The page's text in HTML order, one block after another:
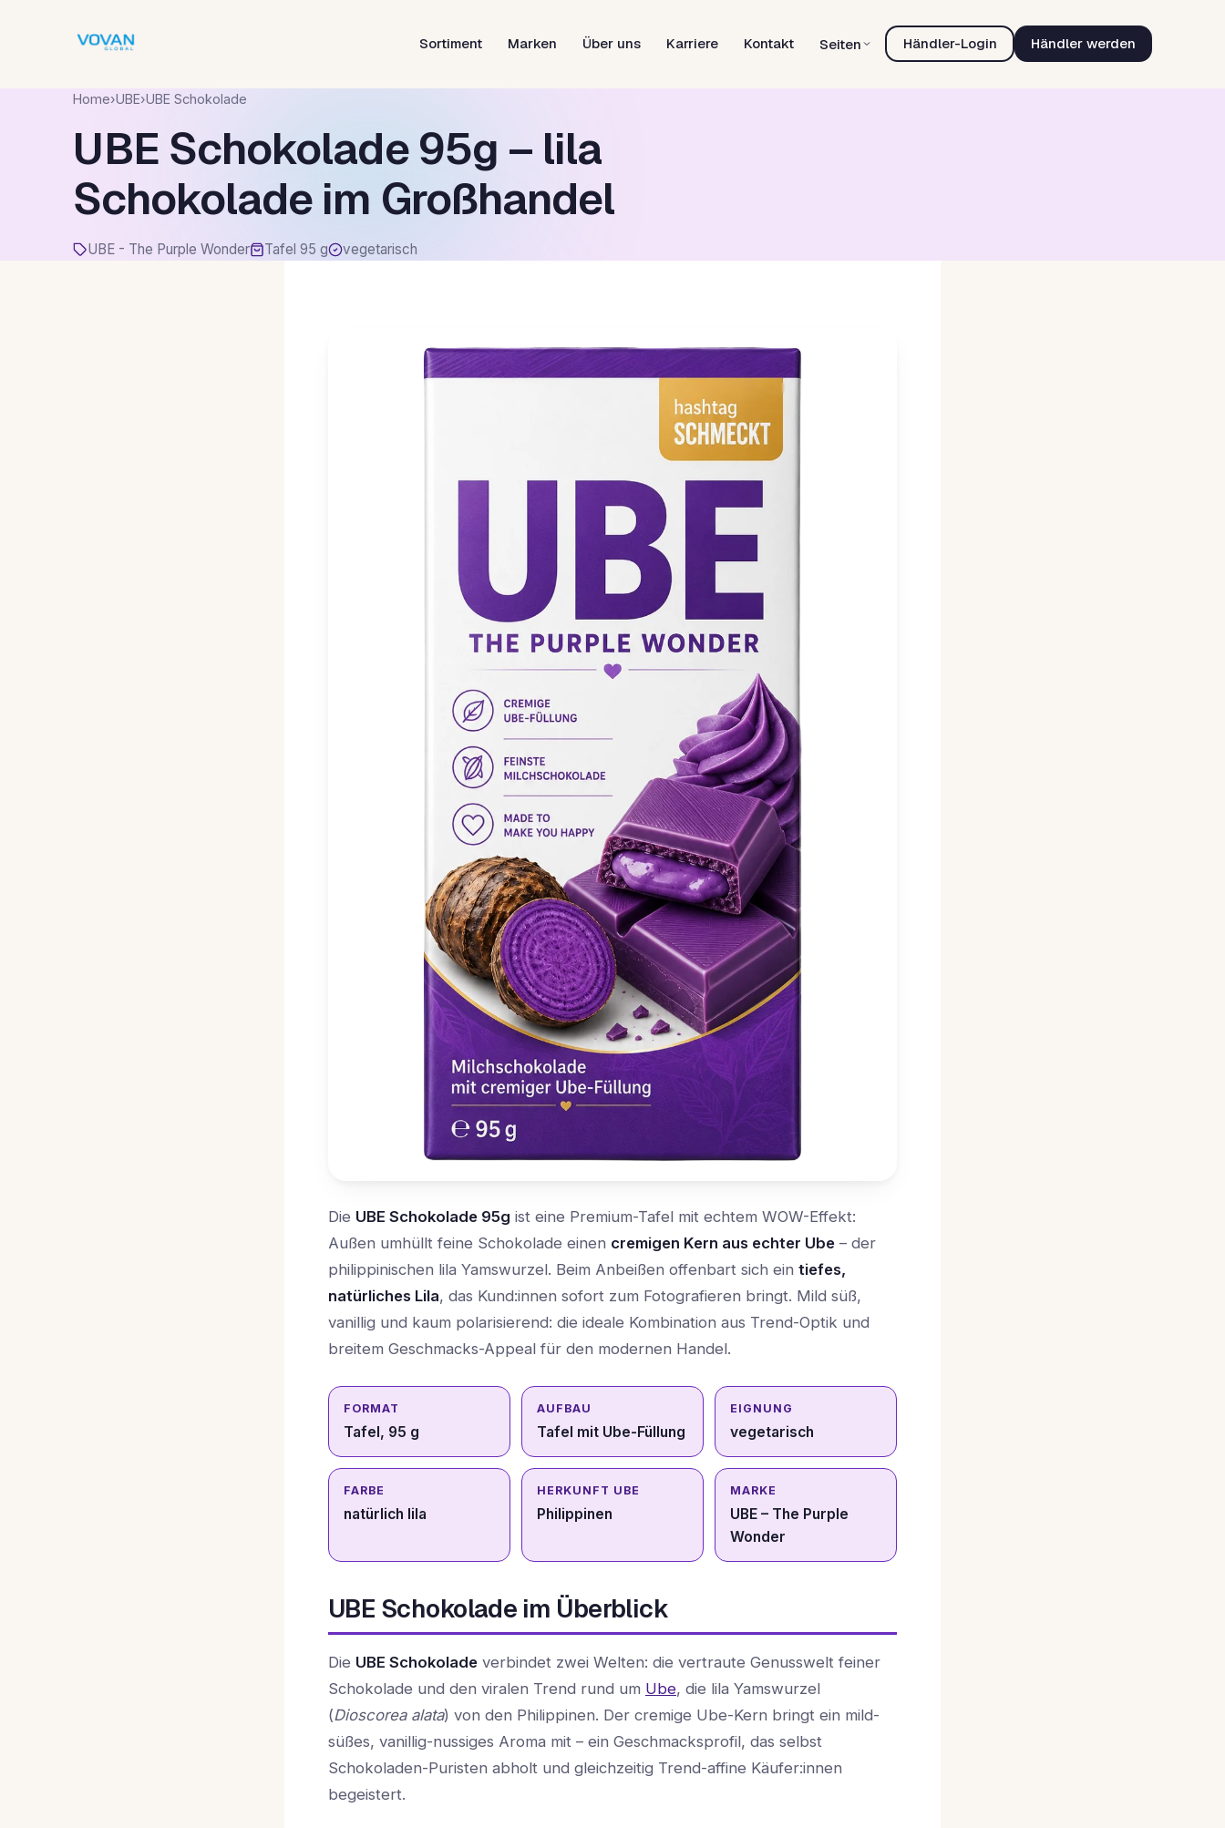
Sortiment Marken Über uns Karriere Kontakt Seiten Händler-Login Händler werden
Home›UBE›UBE Schokolade
UBE Schokolade 95g – lila
Schokolade im Großhandel
UBE - The Purple Wonder Tafel 95 g vegetarisch
Die UBE Schokolade 95g ist eine Premium-Tafel mit echtem WOW-Effekt:
Außen umhüllt feine Schokolade einen cremigen Kern aus echter Ube – der
philippinischen lila Yamswurzel. Beim Anbeißen offenbart sich ein tiefes,
natürliches Lila, das Kund:innen sofort zum Fotografieren bringt. Mild süß,
vanillig und kaum polarisierend: die ideale Kombination aus Trend-Optik und
breitem Geschmacks-Appeal für den modernen Handel.
FORMAT
Tafel, 95 g
AUFBAU
Tafel mit Ube-Füllung
EIGNUNG
vegetarisch
FARBE
natürlich lila
HERKUNFT UBE
Philippinen
MARKE
UBE – The Purple
Wonder
UBE Schokolade im Überblick
Die UBE Schokolade verbindet zwei Welten: die vertraute Genusswelt feiner
Schokolade und den viralen Trend rund um Ube, die lila Yamswurzel
(Dioscorea alata) von den Philippinen. Der cremige Ube-Kern bringt ein mild-
süßes, vanillig-nussiges Aroma mit – ein Geschmacksprofil, das selbst
Schokoladen-Puristen abholt und gleichzeitig Trend-affine Käufer:innen
begeistert.